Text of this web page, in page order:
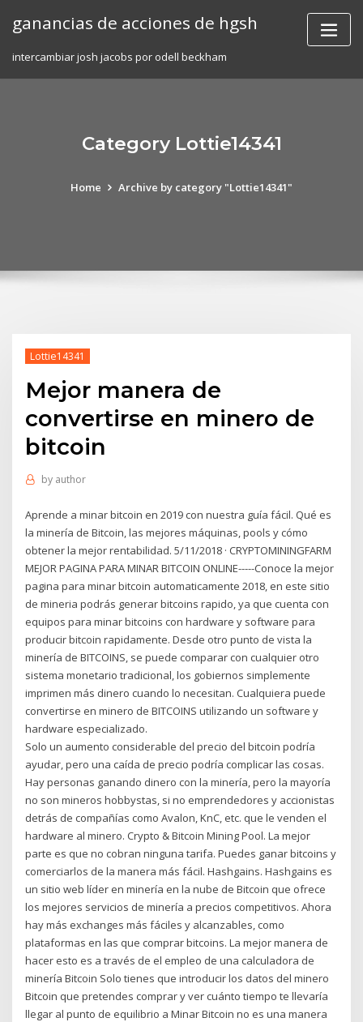
ganancias de acciones de hgsh
intercambiar josh jacobs por odell beckham
Category Lottie14341
Home Archive by category "Lottie14341"
Lottie14341
Mejor manera de
convertirse en minero de
bitcoin
by author
Aprende a minar bitcoin en 2019 con nuestra guía fácil. Qué es
la minería de Bitcoin, las mejores máquinas, pools y cómo
obtener la mejor rentabilidad. 5/11/2018 · CRYPTOMININGFARM
MEJOR PAGINA PARA MINAR BITCOIN ONLINE-----Conoce la mejor
pagina para minar bitcoin automaticamente 2018, en este sitio
de mineria podrás generar bitcoins rapido, ya que cuenta con
equipos para minar bitcoins con hardware y software para
producir bitcoin rapidamente. Desde otro punto de vista la
minería de BITCOINS, se puede comparar con cualquier otro
sistema monetario tradicional, los gobiernos simplemente
imprimen más dinero cuando lo necesitan. Cualquiera puede
convertirse en minero de BITCOINS utilizando un software y
hardware especializado.
Solo un aumento considerable del precio del bitcoin podría
ayudar, pero una caída de precio podría complicar las cosas.
Hay personas ganando dinero con la minería, pero la mayoría
no son mineros hobbystas, si no emprendedores y accionistas
detrás de compañías como Avalon, KnC, etc. que le venden el
hardware al minero. Crypto & Bitcoin Mining Pool. La mejor
parte es que no cobran ninguna tarifa. Puedes ganar bitcoins y
comerciarlos de la manera más fácil. Hashgains. Hashgains es
un sitio web líder en minería en la nube de Bitcoin que ofrece
los mejores servicios de minería a precios competitivos. Ahora
hay más exchanges más fáciles y alcanzables, como
plataformas en las que comprar bitcoins. La mejor manera de
hacer esto es a través de el empleo de una calculadora de
minería Bitcoin Solo tienes que introducir los datos del minero
Bitcoin que pretendes comprar y ver cuánto tiempo te llevaría
llegar al punto de equilibrio a Minar Bitcoin no es una manera